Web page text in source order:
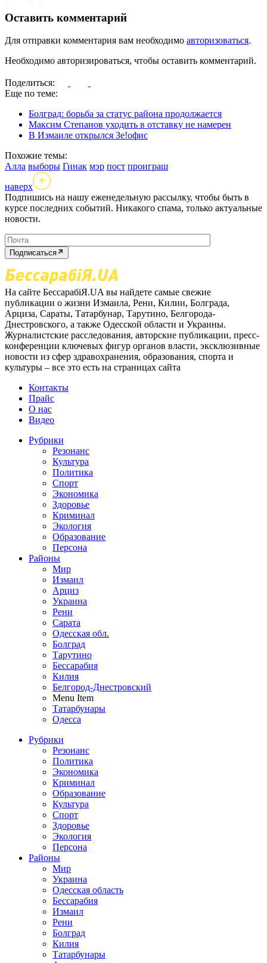
Оставить комментарий
Для отправки комментария вам необходимо авторизоваться.
Необходимо авторизироваться, чтобы оставить комментарий.
Поделиться:
Еще по теме:
Болград: борьба за статус района продолжается
Максим Степанов уходить в отставку не намерен
В Измаиле открылся Зе!офис
Похожие темы:
Алла выборы Гинак мэр пост проиграш
наверх
Подпишись на нашу еженедельную рассылку, чтобы быть в
курсе последних событий. Никакого спама, только актуальные
новости.
Подписаться
На сайте БессарабіЯ.UA вы найдете самые свежие
публикации о жизни Измаила, Рени, Килии, Болграда,
Арциза, Сараты, Татарбунар, Тарутино, Белгорода-
Днестровского, а также Одесской области и Украины.
Журналистские расследования, авторские публикации, пресс-
конференции ключевых фигур органов власти, эксклюзивные
новости из сфер здравохранения, образования, спорта и
культуры – все это есть на страницах сайта
Контакты
Прайс
О нас
Видео
Рубрики
Резонанс
Культура
Политика
Спорт
Экономика
Здоровье
Криминал
Экология
Образование
Персона
Районы
Мир
Измаил
Арциз
Украина
Рени
Сарата
Одесская обл.
Болград
Тарутино
Бессарабия
Килия
Белгород-Днестровский
Menu Item
Татарбунары
Одесса
Рубрики
Резонанс
Политика
Экономика
Криминал
Образование
Культура
Спорт
Здоровье
Экология
Персона
Районы
Мир
Украина
Одесская область
Бессарабия
Измаил
Рени
Болград
Килия
Татарбунары